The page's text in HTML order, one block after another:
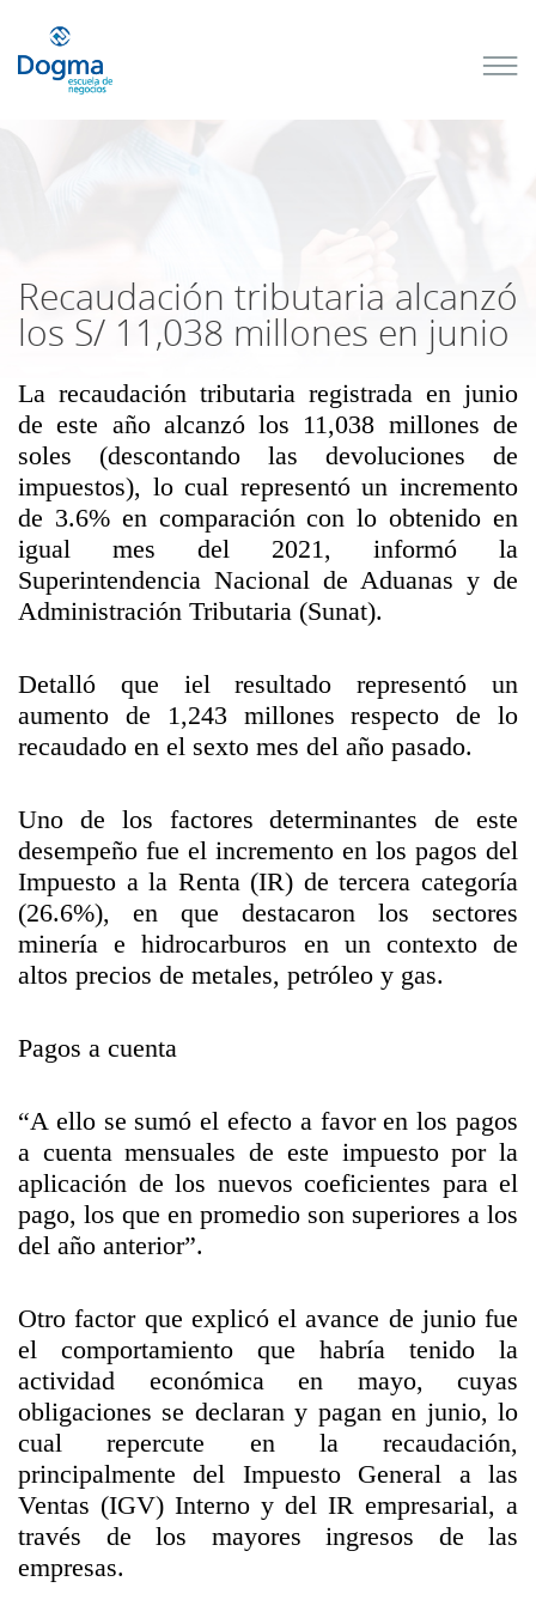
Recaudación tributaria alcanzó
los S/ 11,038 millones en junio
La recaudación tributaria registrada en junio
de este año alcanzó los 11,038 millones de
soles (descontando las devoluciones de
impuestos), lo cual representó un incremento
de 3.6% en comparación con lo obtenido en
igual mes del 2021, informó la
Superintendencia Nacional de Aduanas y de
Administración Tributaria (Sunat).
Detalló que iel resultado representó un
aumento de 1,243 millones respecto de lo
recaudado en el sexto mes del año pasado.
Uno de los factores determinantes de este
desempeño fue el incremento en los pagos del
Impuesto a la Renta (IR) de tercera categoría
(26.6%), en que destacaron los sectores
minería e hidrocarburos en un contexto de
altos precios de metales, petróleo y gas.
Pagos a cuenta
“A ello se sumó el efecto a favor en los pagos
a cuenta mensuales de este impuesto por la
aplicación de los nuevos coeficientes para el
pago, los que en promedio son superiores a los
del año anterior”.
Otro factor que explicó el avance de junio fue
el comportamiento que habría tenido la
actividad económica en mayo, cuyas
obligaciones se declaran y pagan en junio, lo
cual repercute en la recaudación,
principalmente del Impuesto General a las
Ventas (IGV) Interno y del IR empresarial, a
través de los mayores ingresos de las
empresas.
próximos
Más Cursos